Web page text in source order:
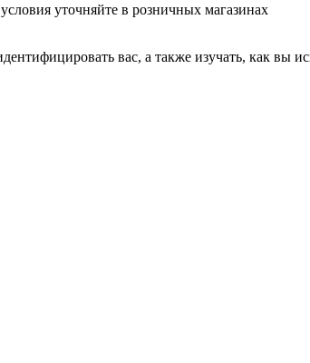
уточняйте в розничных магазинах
вас, а также изучать, как вы